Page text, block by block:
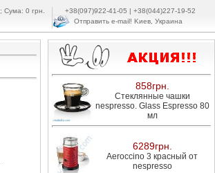
; Cума: 0 грн.
+38(097)922-41-05 | +38(044)227-19-52
Отправить e-mail! Kиeв, Укpaинa
858грн.
Стеклянные чашки
nespresso. Glass Espresso 80
мл
6289грн.
Aeroccino 3 красный от
nespresso